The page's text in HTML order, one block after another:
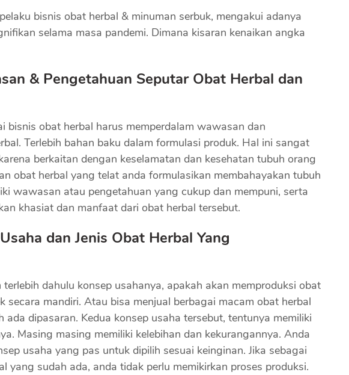
bisnis obat herbal & minuman serbuk, mengakui adanya
selama masa pandemi. Dimana kisaran kenaikan angka
& Pengetahuan Seputar Obat Herbal dan
bisnis obat herbal harus memperdalam wawasan dan
Terlebih bahan baku dalam formulasi produk. Hal ini sangat
berkaitan dengan keselamatan dan kesehatan tubuh orang
obat herbal yang telat anda formulasikan membahayakan tubuh
wawasan atau pengetahuan yang cukup dan mempuni, serta
khasiat dan manfaat dari obat herbal tersebut.
dan Jenis Obat Herbal Yang
dahulu konsep usahanya, apakah akan memproduksi obat
secara mandiri. Atau bisa menjual berbagai macam obat herbal
ada dipasaran. Kedua konsep usaha tersebut, tentunya memiliki
Masing masing memiliki kelebihan dan kekurangannya. Anda
usaha yang pas untuk dipilih sesuai keinginan. Jika sebagai
yang sudah ada, anda tidak perlu memikirkan proses produksi.